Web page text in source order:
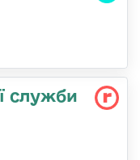
служби